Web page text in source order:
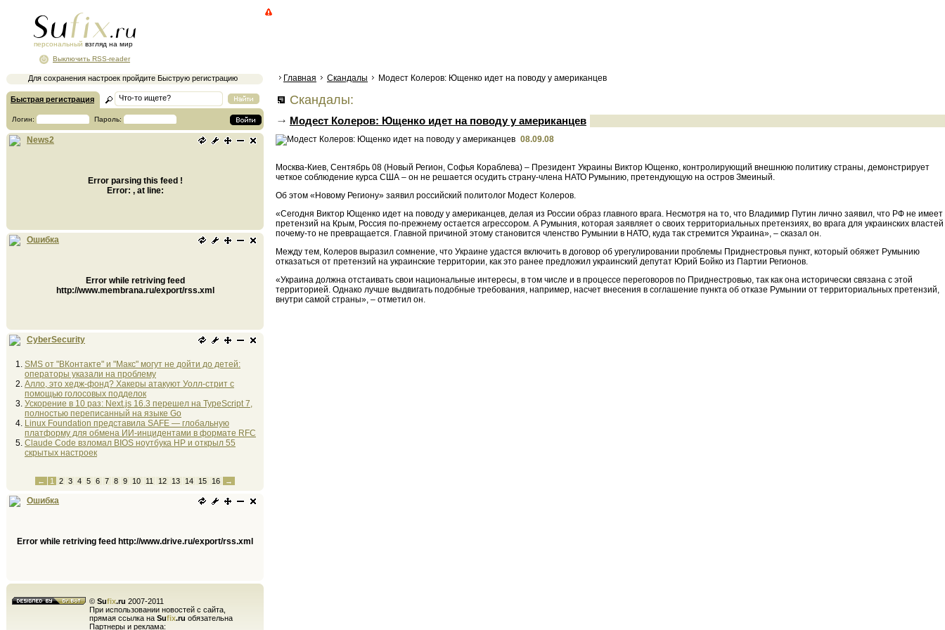
персональный взгляд на мир
Для сохранения настроек пройдите Быструю регистрацию
Выключить RSS-reader
Быстрая регистрация
Логин: Пароль:
News2
Error parsing this feed !
Error: , at line:
Ошибка
Error while retriving feed
http://www.membrana.ru/export/rss.xml
CyberSecurity
SMS от "ВКонтакте" и "Макс" могут не дойти до детей:
операторы указали на проблему
Алло, это хедж-фонд? Хакеры атакуют Уолл-стрит с
помощью голосовых подделок
Ускорение в 10 раз: Next.js 16.3 перешел на TypeScript 7,
полностью переписанный на языке Go
Linux Foundation представила SAFE — глобальную
платформу для обмена ИИ-инцидентами в формате RFC
Claude Code взломал BIOS ноутбука HP и открыл 55
скрытых настроек
← 1 2 3 4 5 6 7 8 9 10 11 12 13 14 15 16 →
Ошибка
Error while retriving feed http://www.drive.ru/export/rss.xml
© Sufix.ru 2007-2011
При использовании новостей с сайта,
прямая ссылка на Sufix.ru обязательна
Партнеры и реклама:
Главная Скандалы Модест Колеров: Ющенко идет на поводу у американцев
Скандалы:
Модест Колеров: Ющенко идет на поводу у американцев
08.09.08
Москва-Киев, Сентябрь 08 (Новый Регион, Софья Кораблева) – Президент Украины Виктор Ющенко, контролирующий внешнюю политику страны, демонстрирует
четкое соблюдение курса США – он не решается осудить страну-члена НАТО Румынию, претендующую на остров Змеиный.
Об этом «Новому Региону» заявил российский политолог Модест Колеров.
«Сегодня Виктор Ющенко идет на поводу у американцев, делая из России образ главного врага. Несмотря на то, что Владимир Путин лично заявил, что РФ не имеет
претензий на Крым, Россия по-прежнему остается агрессором. А Румыния, которая заявляет о своих территориальных претензиях, во врага для украинских властей
почему-то не превращается. Главной причиной этому становится членство Румынии в НАТО, куда так стремится Украина», – сказал он.
Между тем, Колеров выразил сомнение, что Украине удастся включить в договор об урегулировании проблемы Приднестровья пункт, который обяжет Румынию
отказаться от претензий на украинские территории, как это ранее предложил украинский депутат Юрий Бойко из Партии Регионов.
«Украина должна отстаивать свои национальные интересы, в том числе и в процессе переговоров по Приднестровью, так как она исторически связана с этой
территорией. Однако лучше выдвигать подобные требования, например, насчет внесения в соглашение пункта об отказе Румынии от территориальных претензий,
внутри самой страны», – отметил он.